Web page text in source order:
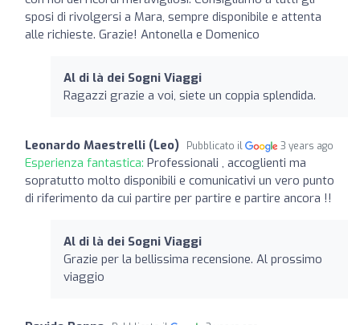
sposi di rivolgersi a Mara, sempre disponibile e attenta
alle richieste. Grazie! Antonella e Domenico
Al di là dei Sogni Viaggi
Ragazzi grazie a voi, siete un coppia splendida.
Leonardo Maestrelli (Leo) Pubblicato il 3 years ago
Esperienza fantastica: Professionali , accoglienti ma
sopratutto molto disponibili e comunicativi un vero punto
di riferimento da cui partire per partire e partire ancora !!
Al di là dei Sogni Viaggi
Grazie per la bellissima recensione. Al prossimo
viaggio